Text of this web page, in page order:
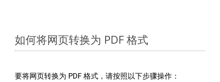
如何将网页转换为 PDF 格式
要将网页转换为 PDF 格式，请按照以下步骤操作：